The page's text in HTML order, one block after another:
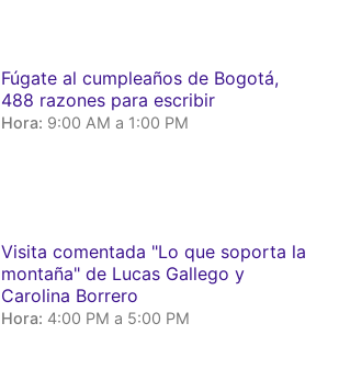
Fúgate al cumpleaños de Bogotá,
488 razones para escribir
Hora: 9:00 AM a 1:00 PM
Visita comentada "Lo que soporta la
montaña" de Lucas Gallego y
Carolina Borrero
Hora: 4:00 PM a 5:00 PM